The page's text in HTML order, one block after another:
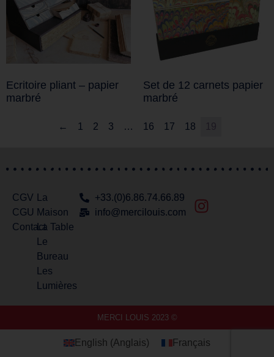
Ecritoire pliant – papier
marbré
Set de 12 carnets papier
marbré
← 1 2 3 … 16 17 18 19
CGV
CGU
Contact
La
Maison
La Table
Le
Bureau
Les
Lumières
+33.(0)6.86.74.66.89
info@mercilouis.com​
MERCI LOUIS 2023 ©
English (Anglais) Français